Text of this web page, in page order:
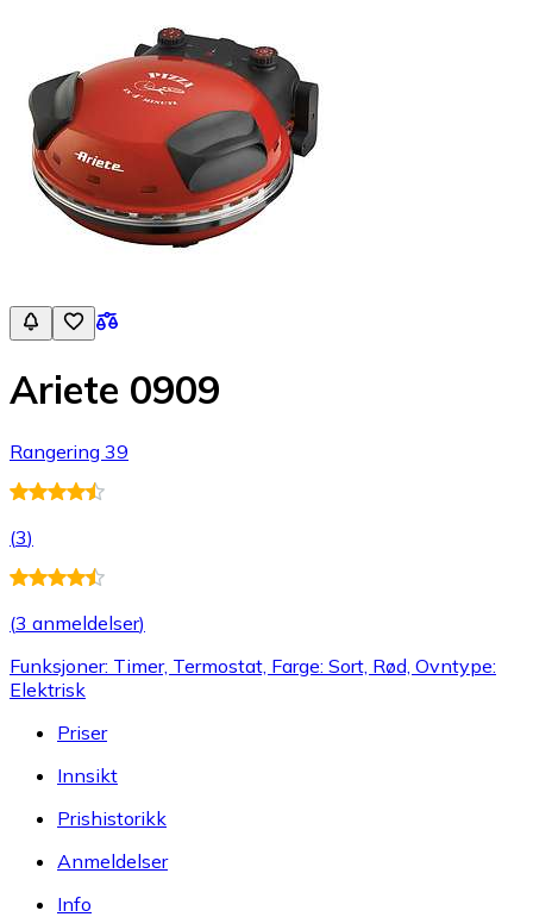
Ariete 0909
Rangering 39
(3)
(3 anmeldelser)
Funksjoner: Timer, Termostat, Farge: Sort, Rød, Ovntype:
Elektrisk
Priser
Innsikt
Prishistorikk
Anmeldelser
Info